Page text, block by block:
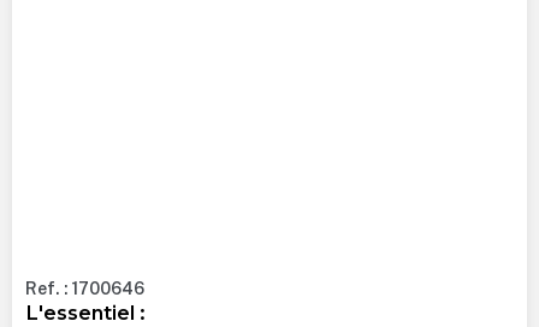
Ref. : 1700646
L'essentiel :